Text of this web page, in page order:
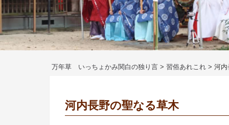
万年草 いっちょかみ関白の独り言 > 習俗あれこれ > 河内
河内長野の聖なる草木